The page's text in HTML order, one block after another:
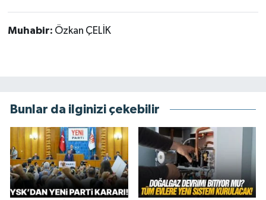
Muhabir: Özkan ÇELİK
Bunlar da ilginizi çekebilir